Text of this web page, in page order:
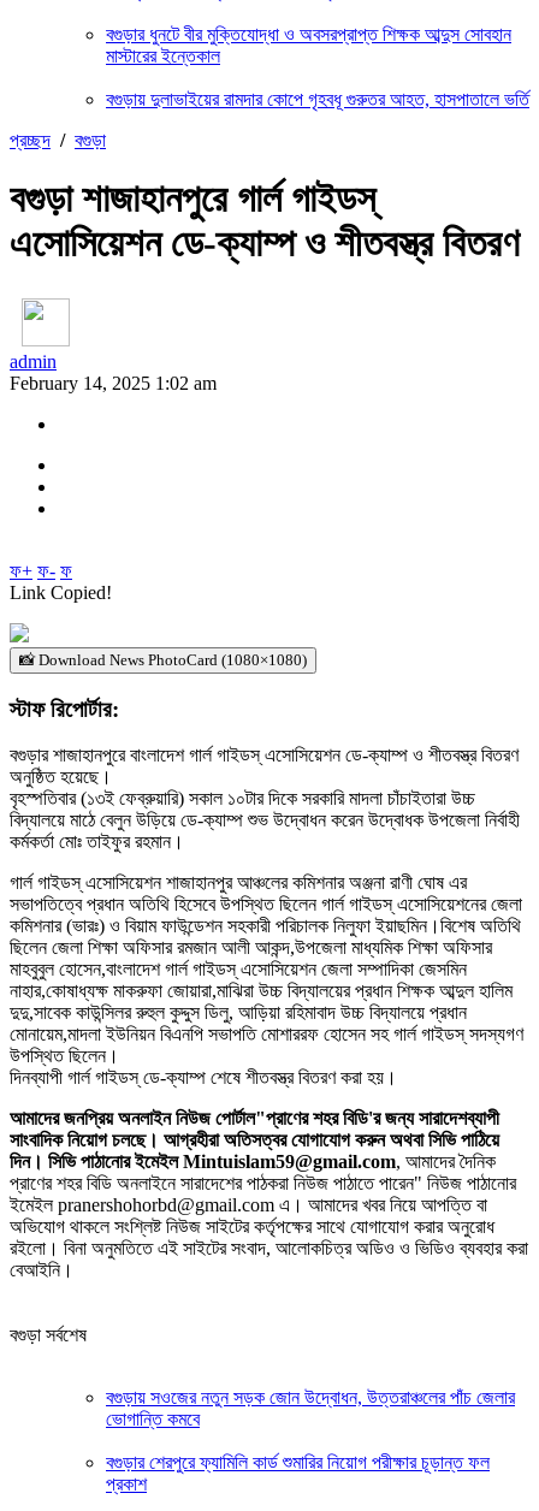
বগুড়ার ধুনটে বীর মুক্তিযোদ্ধা ও অবসরপ্রাপ্ত শিক্ষক আব্দুস সোবহান
মাস্টারের ইন্তেকাল
বগুড়ায় দুলাভাইয়ের রামদার কোপে গৃহবধূ গুরুতর আহত, হাসপাতালে ভর্তি
প্রচ্ছদ / বগুড়া
বগুড়া শাজাহানপুরে গার্ল গাইডস্
এসোসিয়েশন ডে-ক্যাম্প ও শীতবস্ত্র বিতরণ
admin
February 14, 2025 1:02 am
ফ+ ফ- ফ
Link Copied!
📸 Download News PhotoCard (1080×1080)
স্টাফ রিপোর্টার:
বগুড়ার শাজাহানপুরে বাংলাদেশ গার্ল গাইডস্ এসোসিয়েশন ডে-ক্যাম্প ও শীতবস্ত্র বিতরণ
অনুষ্ঠিত হয়েছে।
বৃহস্পতিবার (১৩ই ফেব্রুয়ারি) সকাল ১০টার দিকে সরকারি মাদলা চাঁচাইতারা উচ্চ
বিদ্যালয়ে মাঠে বেলুন উড়িয়ে ডে-ক্যাম্প শুভ উদ্বোধন করেন উদ্বোধক উপজেলা নির্বাহী
কর্মকর্তা মোঃ তাইফুর রহমান।
গার্ল গাইডস্ এসোসিয়েশন শাজাহানপুর আঞ্চলের কমিশনার অঞ্জনা রাণী ঘোষ এর
সভাপতিত্বে প্রধান অতিথি হিসেবে উপস্থিত ছিলেন গার্ল গাইডস্ এসোসিয়েশনের জেলা
কমিশনার (ভারঃ) ও বিয়াম ফাউন্ডেশন সহকারী পরিচালক নিলুফা ইয়াছমিন।বিশেষ অতিথি
ছিলেন জেলা শিক্ষা অফিসার রমজান আলী আকন্দ,উপজেলা মাধ্যমিক শিক্ষা অফিসার
মাহবুবুল হোসেন,বাংলাদেশ গার্ল গাইডস্ এসোসিয়েশন জেলা সম্পাদিকা জেসমিন
নাহার,কোষাধ্যক্ষ মাকরুফা জোয়ারা,মাঝিরা উচ্চ বিদ্যালয়ের প্রধান শিক্ষক আব্দুল হালিম
দুদু,সাবেক কাউন্সিলর রুহুল কুদ্দুস ডিলু, আড়িয়া রহিমাবাদ উচ্চ বিদ্যালয়ে প্রধান
মোনায়েম,মাদলা ইউনিয়ন বিএনপি সভাপতি মোশাররফ হোসেন সহ গার্ল গাইডস্ সদস্যগণ
উপস্থিত ছিলেন।
দিনব্যাপী গার্ল গাইডস্ ডে-ক্যাম্প শেষে শীতবস্ত্র বিতরণ করা হয়।
আমাদের জনপ্রিয় অনলাইন নিউজ পোর্টাল"প্রাণের শহর বিডি'র জন্য সারাদেশব্যাপী
সাংবাদিক নিয়োগ চলছে। আগ্রহীরা অতিসত্বর যোগাযোগ করুন অথবা সিভি পাঠিয়ে
দিন। সিভি পাঠানোর ইমেইল Mintuislam59@gmail.com, আমাদের দৈনিক
প্রাণের শহর বিডি অনলাইনে সারাদেশের পাঠকরা নিউজ পাঠাতে পারেন" নিউজ পাঠানোর
ইমেইল pranershohorbd@gmail.com এ। আমাদের খবর নিয়ে আপত্তি বা
অভিযোগ থাকলে সংশ্লিষ্ট নিউজ সাইটের কর্তৃপক্ষের সাথে যোগাযোগ করার অনুরোধ
রইলো। বিনা অনুমতিতে এই সাইটের সংবাদ, আলোকচিত্র অডিও ও ভিডিও ব্যবহার করা
বেআইনি।
বগুড়া সর্বশেষ
বগুড়ায় সওজের নতুন সড়ক জোন উদ্বোধন, উত্তরাঞ্চলের পাঁচ জেলার
ভোগান্তি কমবে
বগুড়ার শেরপুরে ফ্যামিলি কার্ড শুমারির নিয়োগ পরীক্ষার চূড়ান্ত ফল
প্রকাশ